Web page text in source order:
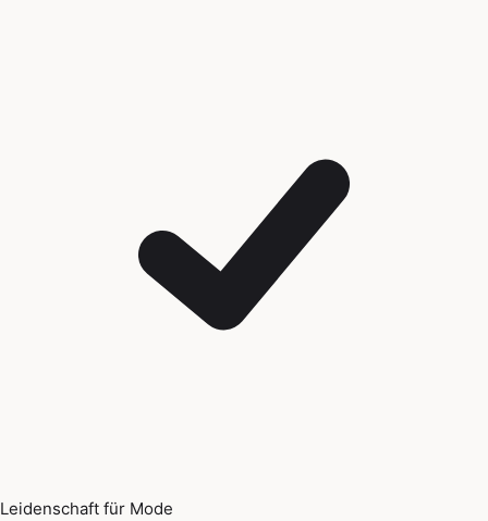
Leidenschaft für Mode